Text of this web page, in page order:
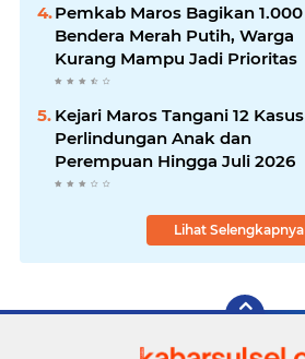
Pemkab Maros Bagikan 1.000
Bendera Merah Putih, Warga
Kurang Mampu Jadi Prioritas
Kejari Maros Tangani 12 Kasus
Perlindungan Anak dan
Perempuan Hingga Juli 2026
Lihat Selengkapnya